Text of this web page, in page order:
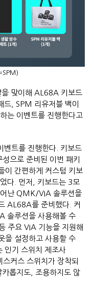
맞이해 AL68A 키보드
, SPM 리유저블 백이
는 이벤트를 진행한다고
벤트를 진행한다. 키보드
으로 준비된 이번 패키
이 간편하게 커스텀 키보
다. 먼저, 키보드는 3모
어난 QMK/VIA 솔루션을
AL68A를 준비했다. 커
솔루션을 사용해볼 수
주요 VIA 기능을 지원해
을 설정하고 사용할 수
인기 스위치 제조사
커스 스위치가 장착되
롭지도, 조용하지도 않